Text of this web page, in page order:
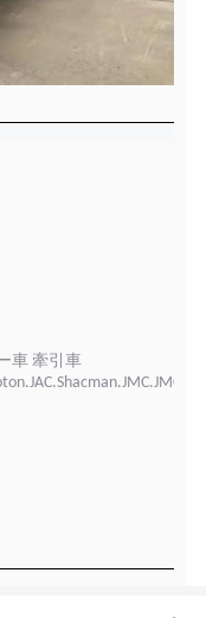
車 牽引車
.JMC.JMC